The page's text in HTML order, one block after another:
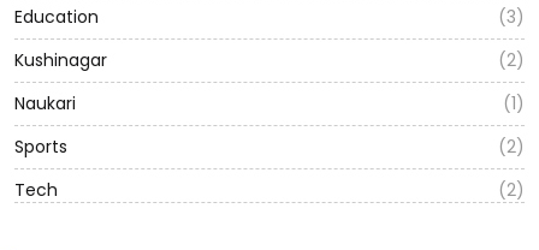
Education
(3)
Kushinagar
(2)
Naukari
(1)
Sports
(2)
Tech
(2)